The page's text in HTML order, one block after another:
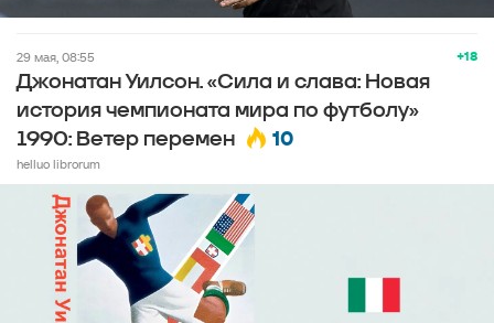
+18
29 мая, 08:55
Джонатан Уилсон. «Сила и слава: Новая
история чемпионата мира по футболу»
1990: Ветер перемен
10
helluo librorum